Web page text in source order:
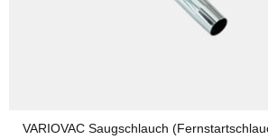
VARIOVAC Saugschlauch